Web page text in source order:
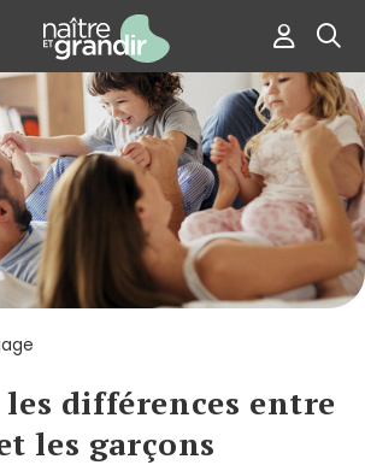
les différences entre
les garçons